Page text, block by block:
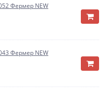
Фермер NEW
Фермер NEW